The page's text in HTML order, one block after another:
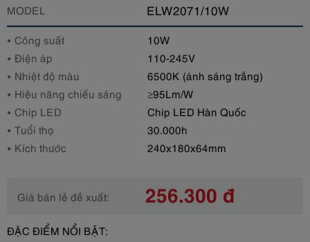
MODEL ELW2071/10W
Công suất
10W
Điện áp
110-245V
Nhiệt độ màu
6500K (ánh sáng trắng)
Hiệu năng chiếu sáng
≥95Lm/W
Chip LED
Chip LED Hàn Quốc
Tuổi thọ
30.000h
Kích thước
240x180x64mm
Giá bán lẻ đề xuất: 256.300 đ
ĐẶC ĐIỂM NỔI BẬT: